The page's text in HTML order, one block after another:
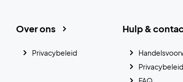
Hulp &
Privacybeleid
Over ons
Privacybeleid